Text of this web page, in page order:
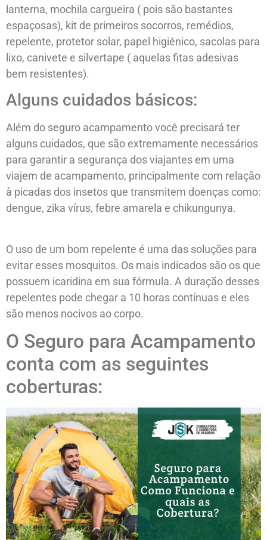
lanterna, mochila cargueira ( pois são bastantes
espaçosas), kit de primeiros socorros, remédios,
repelente, protetor solar, papel higiênico, sacolas para
lixo, canivete e silvertape ( aquelas fitas adesivas
bem resistentes).
Alguns cuidados básicos:
Além do seguro acampamento você precisará ter
alguns cuidados, que são extremamente necessários
para garantir a segurança dos viajantes em uma
viajem de acampamento, principalmente com relação
à picadas dos insetos que transmitem doenças como:
dengue, zika vírus, febre amarela e chikungunya.
O uso de um bom repelente é uma das soluções para
evitar esses mosquitos. Os mais indicados são os que
possuem icaridina em sua fórmula. A duração desses
repelentes pode chegar a 10 horas contínuas e eles
são menos nocivos ao corpo.
O Seguro para Acampamento
conta com as seguintes
coberturas: